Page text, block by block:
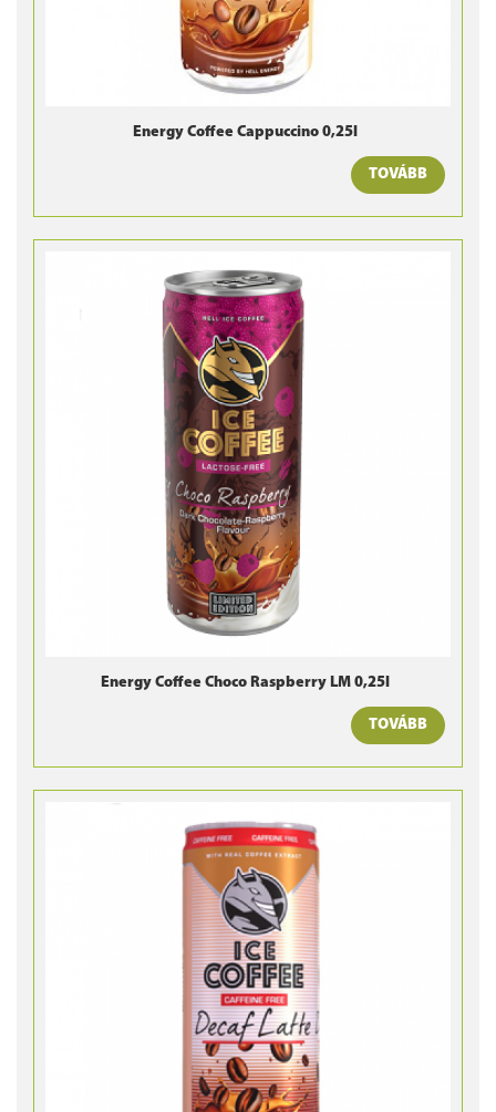
Energy Coffee Cappuccino 0,25l
TOVÁBB
Energy Coffee Choco Raspberry LM 0,25l
TOVÁBB